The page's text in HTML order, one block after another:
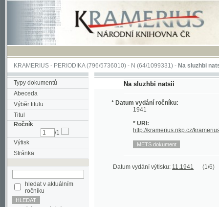
KRAMERIUS-PERIODIKA(796/5736010) -N(64/1099331) -Na sluzhbi natsii(1/6)
Typy dokumentů
Abeceda
Výběr titulu
Titul
Ročník
/1
Stránka
hledat v aktuálním
Pokročilé vyhledávání
Na sluzhbi natsii
1941
* URI: